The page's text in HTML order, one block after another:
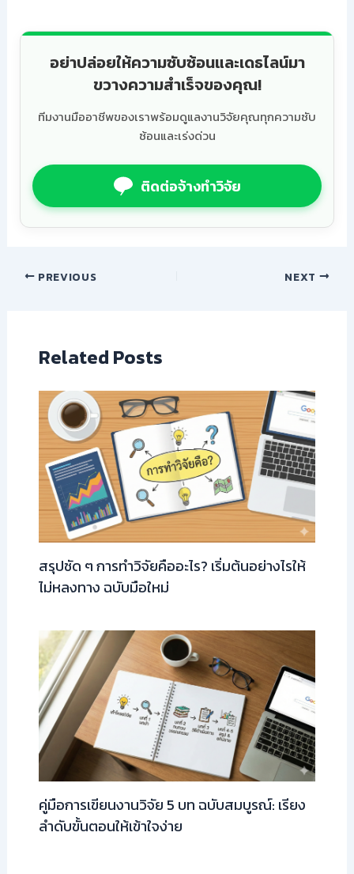
อย่าปล่อยให้ความซับซ้อนและเดธไลน์มา
ขวางความสำเร็จของคุณ!
ทีมงานมืออาชีพของเราพร้อมดูแลงานวิจัยคุณทุกความซับ
ซ้อนและเร่งด่วน
ติดต่อจ้างทำวิจัย
PREVIOUS NEXT
Related Posts
สรุปชัด ๆ การทำวิจัยคืออะไร? เริ่มต้นอย่างไรให้
ไม่หลงทาง ฉบับมือใหม่
คู่มือการเขียนงานวิจัย 5 บท ฉบับสมบูรณ์: เรียง
ลำดับขั้นตอนให้เข้าใจง่าย